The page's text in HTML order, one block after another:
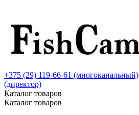
+375 (29) 119-66-61 (многоканальный)
(директор)
Каталог товаров
Каталог товаров